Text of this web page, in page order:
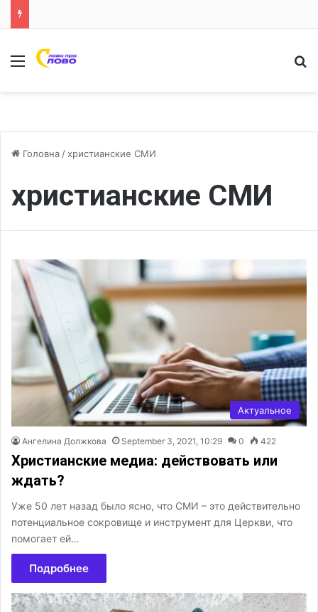
Меню
Головна / христианские СМИ
христианские СМИ
Актуальное
Ангелина Должкова September 3, 2021, 10:29 0 422
Христианские медиа: действовать или
ждать?
Уже 50 лет назад было ясно, что СМИ – это действительно
потенциальное сокровище и инструмент для Церкви, что
помогает ей…
Подробнее